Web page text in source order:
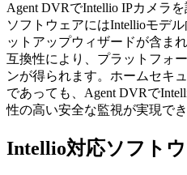
Agent DVRでIntellio IPカメラ
ソフトウェアにはIntellioモデ
ットアップウィザードが含ま
互換性により、プラットフォ
ンが得られます。ホームセキ
であっても、Agent DVRで
性の高い安全な監視が実現でき
Intellio対応ソフト